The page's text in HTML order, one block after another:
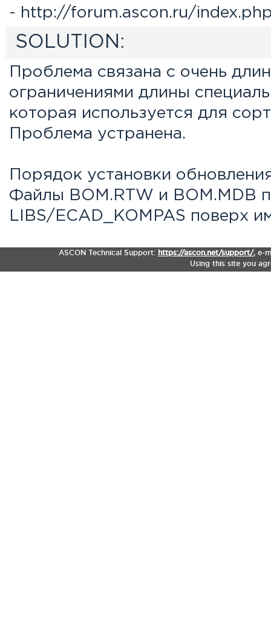
- http://forum.ascon.ru/
SOLUTION:
Проблема связана с очень
ограничениями длины
которая используется для
Проблема устранена.
Порядок установки
Файлы BOM.RTW и BOM.MDB
LIBS/ECAD_KOMPAS поверх
ASCON Technical Support: https://ascon.net/support/, e-
Using this site you